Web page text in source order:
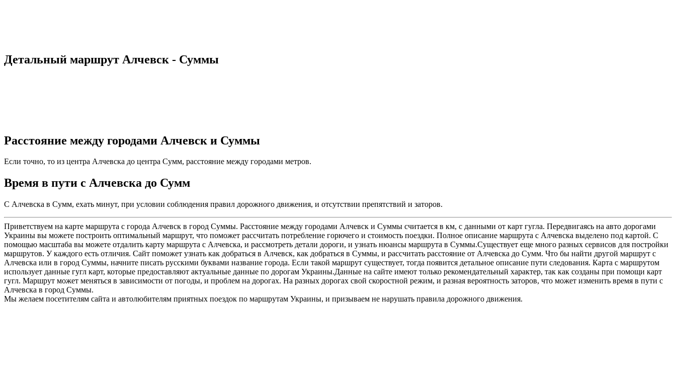
Детальный маршрут Алчевск - Суммы
Расстояние между городами Алчевск и Суммы
Если точно, то из центра Алчевска до центра Сумм, расстояние между городами метров.
Время в пути с Алчевска до Сумм
С Алчевска в Сумм, ехать минут, при условии соблюдения правил дорожного движения, и отсутствии препятствий и заторов.
Приветствуем на карте маршрута с города Алчевск в город Суммы. Расстояние между городами Алчевск и Суммы считается в км, с данными от карт гугла. Передвигаясь на авто дорогами
Украины вы можете построить оптимальный маршрут, что поможет рассчитать потребление горючего и стоимость поездки. Полное описание маршрута с Алчевска выделено под картой. С
помощью масштаба вы можете отдалить карту маршрута с Алчевска, и рассмотреть детали дороги, и узнать нюансы маршрута в Суммы.Существует еще много разных сервисов для постройки
маршрутов. У каждого есть отличия. Сайт поможет узнать как добраться в Алчевск, как добраться в Суммы, и рассчитать расстояние от Алчевска до Сумм. Что бы найти другой маршрут с
Алчевска или в город Суммы, начните писать русскими буквами название города. Если такой маршрут существует, тогда появится детальное описание пути следования. Карта с маршрутом
использует данные гугл карт, которые предоставляют актуальные данные по дорогам Украины.Данные на сайте имеют только рекомендательный характер, так как созданы при помощи карт
гугл. Маршрут может меняться в зависимости от погоды, и проблем на дорогах. На разных дорогах свой скоростной режим, и разная вероятность заторов, что может изменить время в пути с
Алчевска в город Суммы.
Мы желаем посетителям сайта и автолюбителям приятных поездок по маршрутам Украины, и призываем не нарушать правила дорожного движения.